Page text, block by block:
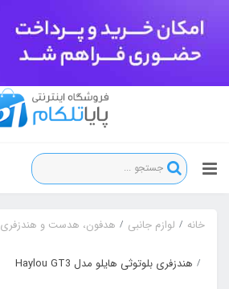
خانه لوازم جانبی هدفون، هدست و هندزفری
هندزفری بلوتوثی هایلو مدل Haylou GT3